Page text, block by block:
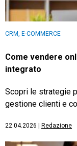
CRM, E-COMMERCE
Come vendere
integrato
Scopri le strategie
gestione clienti e
22.04.2026 Redazione